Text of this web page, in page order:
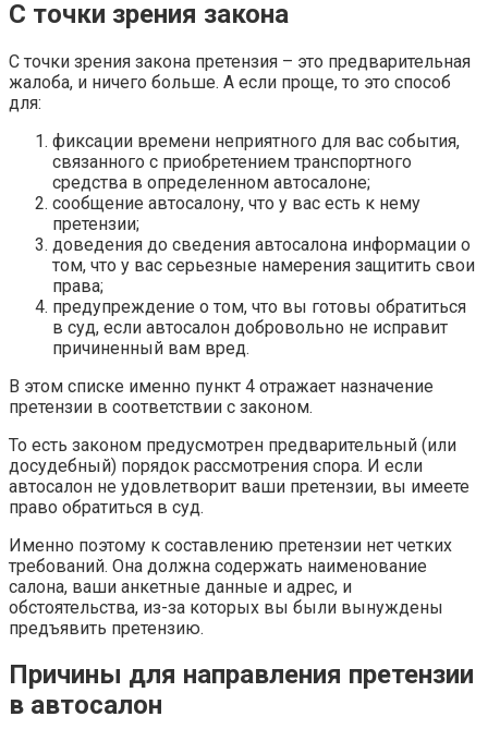
С точки зрения закона
С точки зрения закона претензия – это предварительная
жалоба, и ничего больше. А если проще, то это способ
для:
фиксации времени неприятного для вас события,
связанного с приобретением транспортного
средства в определенном автосалоне;
сообщение автосалону, что у вас есть к нему
претензии;
доведения до сведения автосалона информации о
том, что у вас серьезные намерения защитить свои
права;
предупреждение о том, что вы готовы обратиться
в суд, если автосалон добровольно не исправит
причиненный вам вред.
В этом списке именно пункт 4 отражает назначение
претензии в соответствии с законом.
То есть законом предусмотрен предварительный (или
досудебный) порядок рассмотрения спора. И если
автосалон не удовлетворит ваши претензии, вы имеете
право обратиться в суд.
Именно поэтому к составлению претензии нет четких
требований. Она должна содержать наименование
салона, ваши анкетные данные и адрес, и
обстоятельства, из-за которых вы были вынуждены
предъявить претензию.
Причины для направления претензии
в автосалон